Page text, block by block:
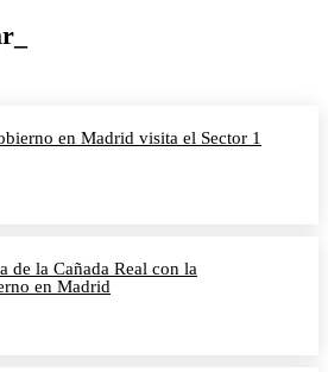
en Madrid visita el Sector 1
de la Cañada Real con la
en Madrid